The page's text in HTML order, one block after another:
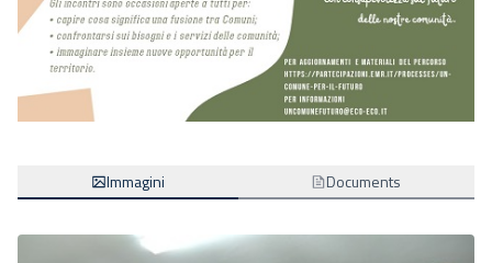
Immagini Documents